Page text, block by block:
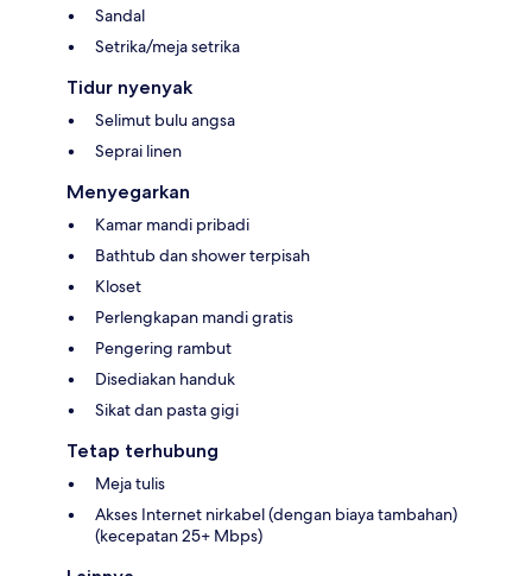
Sandal
Setrika/meja setrika
Tidur nyenyak
Selimut bulu angsa
Seprai linen
Menyegarkan
Kamar mandi pribadi
Bathtub dan shower terpisah
Kloset
Perlengkapan mandi gratis
Pengering rambut
Disediakan handuk
Sikat dan pasta gigi
Tetap terhubung
Meja tulis
Akses Internet nirkabel (dengan biaya tambahan)
(kecepatan 25+ Mbps)